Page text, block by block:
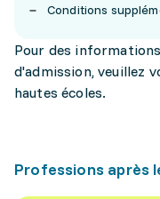
Conditions
Pour des
d'admission, veuillez
hautes écoles.
Professions après